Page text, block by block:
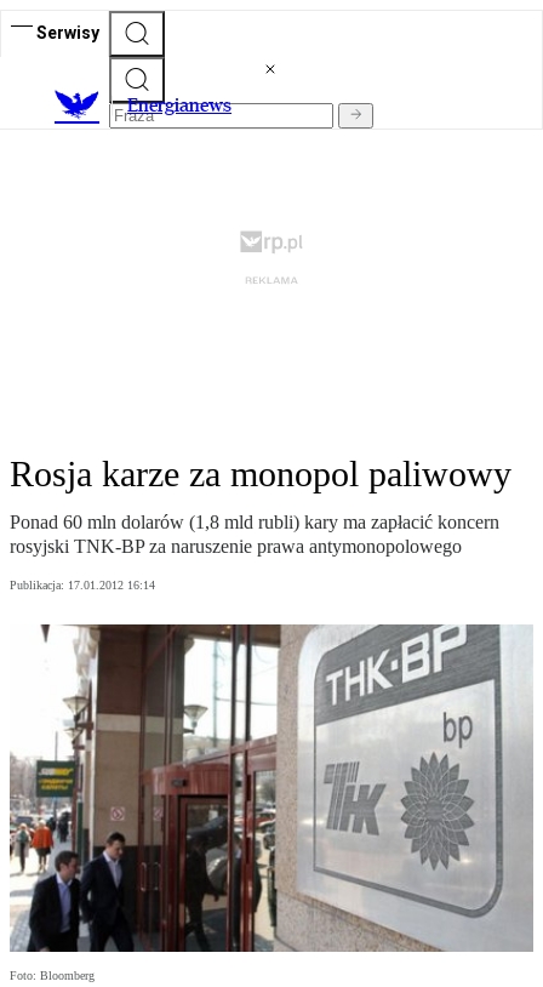
Serwisy
Energianews
Rosja karze za monopol paliwowy
Ponad 60 mln dolarów (1,8 mld rubli) kary ma zapłacić koncern
rosyjski TNK-BP za naruszenie prawa antymonopolowego
Publikacja: 17.01.2012 16:14
Foto: Bloomberg